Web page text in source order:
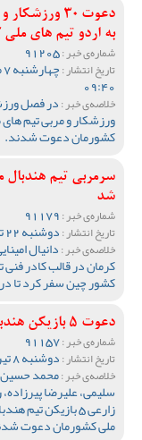
دعوت 30
به اردو تیم های
شماره‌ی خبر :
تاریخ انتشار :
09:40
خلاصه‌ی خبر :
ورزشکار و مربی تیم
کشورمان دعوت شدند.
سرمربی تیم هندبال
شد
شماره‌ی خبر :
تاریخ انتشار :دوشنبه 22 تیر ماه 1405 ساعت 11:17
خلاصه‌ی خبر :دانیال
کرمان در قالب کادر
کشور چین سفر کرد تا
دعوت 5 بازیکن هندبال مس کرمان به اردوی تیم ملی کشورمان
شماره‌ی خبر :
تاریخ انتشار :دوشنبه 8 تیر ماه 1405 ساعت 10:33
خلاصه‌ی خبر :محمد حسین
سلیمی، علیرضا
زارعی 5 بازیکن
ملی کشورمان دعوت